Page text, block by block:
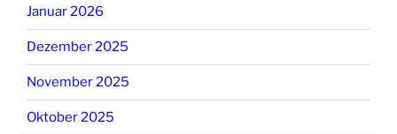
Januar 2026
Dezember 2025
November 2025
Oktober 2025